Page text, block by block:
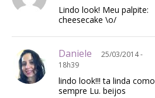
Lindo look! Meu palpite:
cheesecake \o/
Daniele
25/03/2014 -
18h39
lindo look!!! ta linda como
sempre Lu. beijos